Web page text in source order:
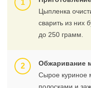
Цыпленка
сварить из них
до 250 грамм.
Обжаривание
Сырое куриное